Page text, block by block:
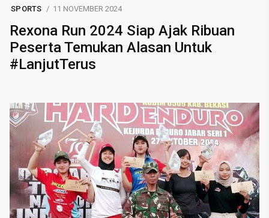
SPORTS 11 NOVEMBER 2024
Rexona Run 2024 Siap Ajak Ribuan
Peserta Temukan Alasan Untuk
#LanjutTerus